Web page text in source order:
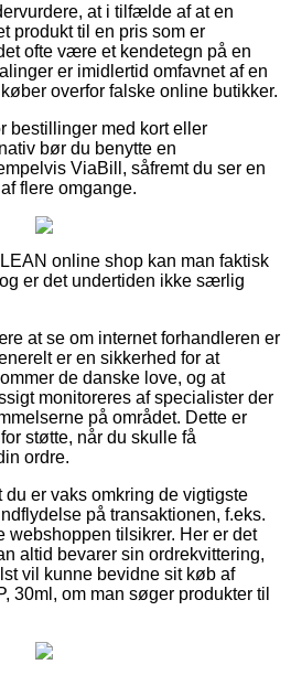
at i tilfælde af at en
produkt til en pris som er
ofte være et kendetegn på en
er imidlertid omfavnet af en
overfor falske online butikker.
bestillinger med kort eller
bør du benytte en
ViaBill, såfremt du ser en
flere omgange.
online shop kan man faktisk
er det undertiden ikke særlig
at se om internet forhandleren er
er en sikkerhed for at
de danske love, og at
monitoreres af specialister der
på området. Dette er
støtte, når du skulle få
ordre.
du er vaks omkring de vigtigste
på transaktionen, f.eks.
webshoppen tilsikrer. Her er det
altid bevarer sin ordrekvittering,
vil kunne bevidne sit køb af
30ml, om man søger produkter til